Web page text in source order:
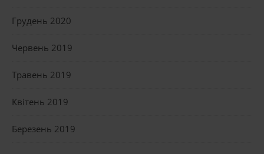
Грудень 2020
Червень 2019
Травень 2019
Квітень 2019
Березень 2019